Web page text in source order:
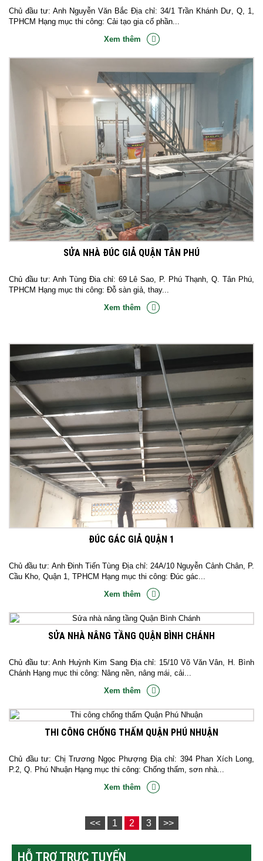
Chủ đầu tư: Anh Nguyễn Văn Bắc Địa chỉ: 34/1 Trần Khánh Dư, Q, 1,
TPHCM Hạng mục thi công: Cải tạo gia cố phần...
Xem thêm
SỬA NHÀ ĐÚC GIẢ QUẬN TÂN PHÚ
Chủ đầu tư: Anh Tùng Đia chỉ: 69 Lê Sao, P. Phú Thạnh, Q. Tân Phú,
TPHCM Hạng mục thi công: Đỗ sàn giả, thay...
Xem thêm
ĐÚC GÁC GIẢ QUẬN 1
Chủ đầu tư: Anh Đinh Tiến Tùng Địa chỉ: 24A/10 Nguyễn Cảnh Chân, P.
Cầu Kho, Quận 1, TPHCM Hạng mục thi công: Đúc gác...
Xem thêm
SỬA NHÀ NÂNG TẦNG QUẬN BÌNH CHÁNH
Chủ đầu tư: Anh Huỳnh Kim Sang Địa chỉ: 15/10 Võ Văn Vân, H. Bình
Chánh Hạng mục thi công: Nâng nền, nâng mái, cải...
Xem thêm
THI CÔNG CHỐNG THẤM QUẬN PHÚ NHUẬN
Chủ đầu tư: Chị Trương Ngọc Phượng Địa chỉ: 394 Phan Xích Long,
P.2, Q. Phú Nhuận Hạng mục thi công: Chống thấm, sơn nhà...
Xem thêm
<< 1 2 3 >>
HỖ TRỢ TRỰC TUYẾN